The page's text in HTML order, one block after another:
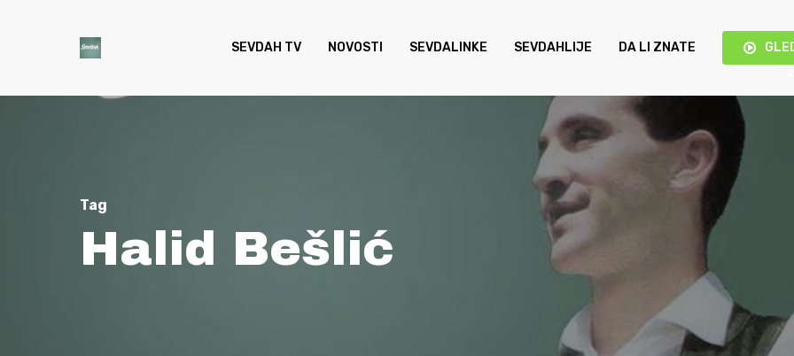
content
SEVDAH TV NOVOSTI SEVDALINKE SEVDAHLIJE DA LI ZNATE
Tag
Halid Bešlić